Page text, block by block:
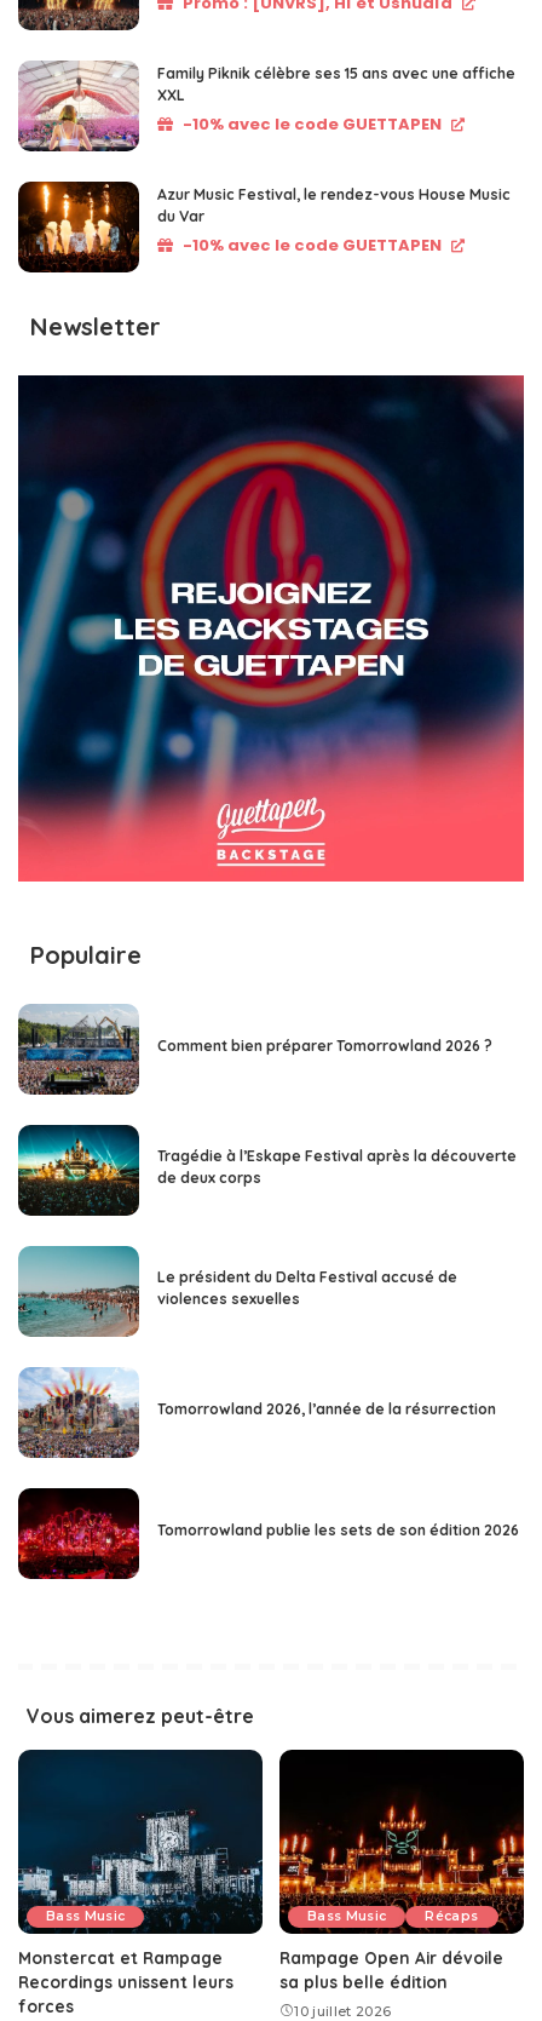
Family Piknik célèbre ses 15 ans avec une affiche
XXL
-10% avec le code GUETTAPEN
Azur Music Festival, le rendez-vous House Music
du Var
-10% avec le code GUETTAPEN
Newsletter
Populaire
Comment bien préparer Tomorrowland 2026 ?
Tragédie à l’Eskape Festival après la découverte
de deux corps
Le président du Delta Festival accusé de
violences sexuelles
Tomorrowland 2026, l’année de la résurrection
Tomorrowland publie les sets de son édition 2026
Vous aimerez peut-être
Bass Music
Monstercat et Rampage
Recordings unissent leurs
forces
Bass Music Récaps
Rampage Open Air dévoile
sa plus belle édition
10 juillet 2026